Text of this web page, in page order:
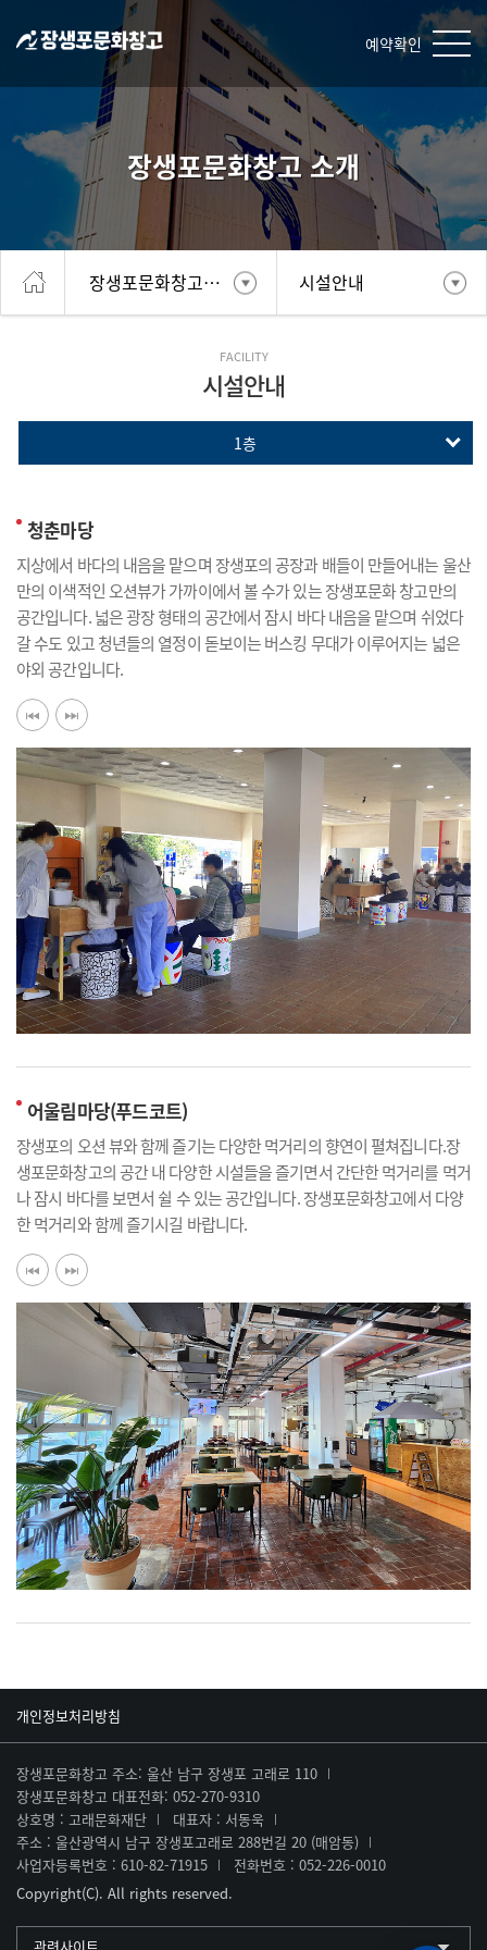
예약확인
장생포문화창고 소개
장생포문화창고소개 시설안내
FACILITY
시설안내
1층
청춘마당
지상에서 바다의 내음을 맡으며 장생포의 공장과 배들이 만들어내는 울산
만의 이색적인 오션뷰가 가까이에서 볼 수가 있는 장생포문화 창고만의
공간입니다. 넓은 광장 형태의 공간에서 잠시 바다 내음을 맡으며 쉬었다
갈 수도 있고 청년들의 열정이 돋보이는 버스킹 무대가 이루어지는 넓은
야외 공간입니다.
어울림마당(푸드코트)
장생포의 오션 뷰와 함께 즐기는 다양한 먹거리의 향연이 펼쳐집니다.장
생포문화창고의 공간 내 다양한 시설들을 즐기면서 간단한 먹거리를 먹거
나 잠시 바다를 보면서 쉴 수 있는 공간입니다. 장생포문화창고에서 다양
한 먹거리와 함께 즐기시길 바랍니다.
개인정보처리방침
장생포문화창고 주소: 울산 남구 장생포 고래로 110
장생포문화창고 대표전화: 052-270-9310
상호명 : 고래문화재단
대표자 : 서동욱
주소 : 울산광역시 남구 장생포고래로 288번길 20 (매암동)
사업자등록번호 : 610-82-71915
전화번호 : 052-226-0010
Copyright(C). All rights reserved.
관련사이트